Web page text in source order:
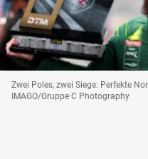
Zwei Poles, zwei Siege: Perfekte
IMAGO/Gruppe C Photography